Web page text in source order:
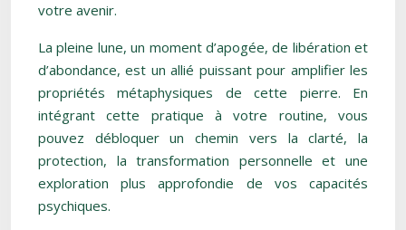
votre avenir.
La pleine lune, un moment d’apogée, de libération et
d’abondance, est un allié puissant pour amplifier les
propriétés métaphysiques de cette pierre. En
intégrant cette pratique à votre routine, vous
pouvez débloquer un chemin vers la clarté, la
protection, la transformation personnelle et une
exploration plus approfondie de vos capacités
psychiques.